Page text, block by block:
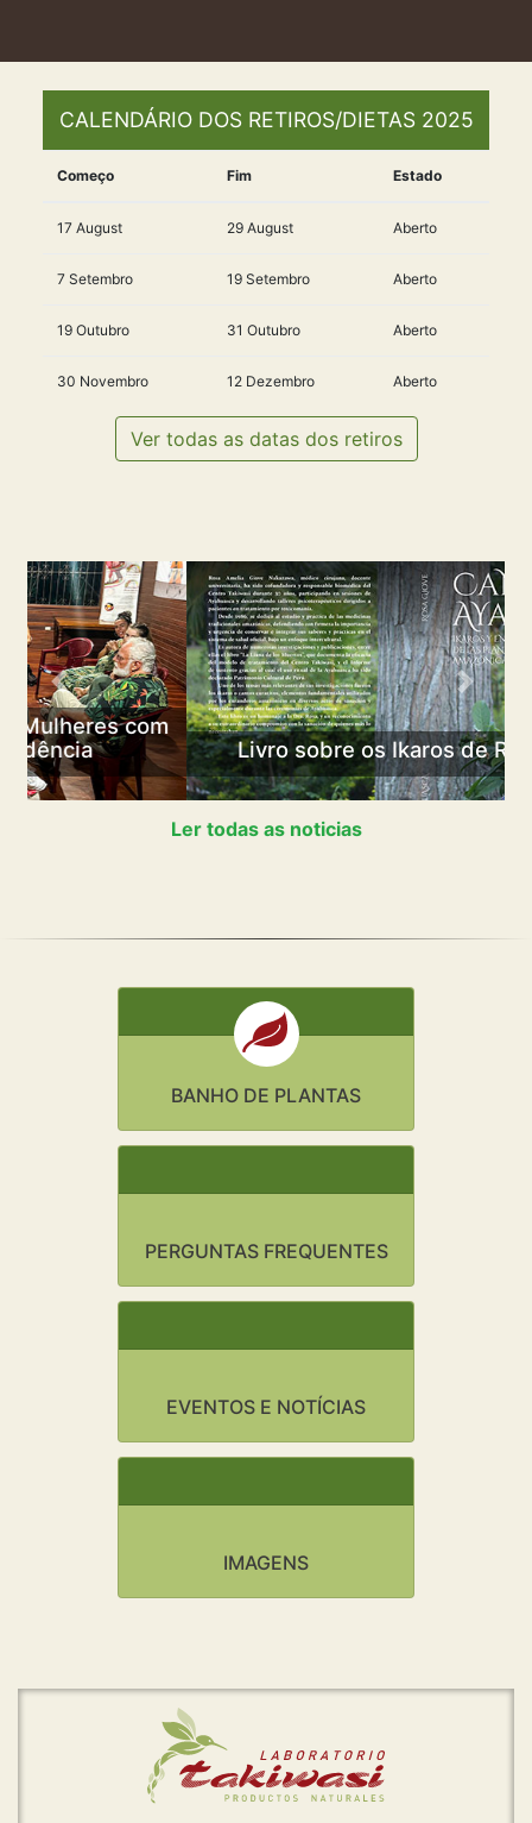
CALENDÁRIO DOS RETIROS/DIETAS 2025
Começo Fim Estado
17 August 29 August Aberto
7 Setembro 19 Setembro Aberto
19 Outubro 31 Outubro Aberto
30 Novembro 12 Dezembro Aberto
Ver todas as datas dos retiros
Livro sobre os Ikaros de Rosa Giove
Previous Next
Ler todas as noticias
BANHO DE PLANTAS
PERGUNTAS FREQUENTES
EVENTOS E NOTÍCIAS
IMAGENS